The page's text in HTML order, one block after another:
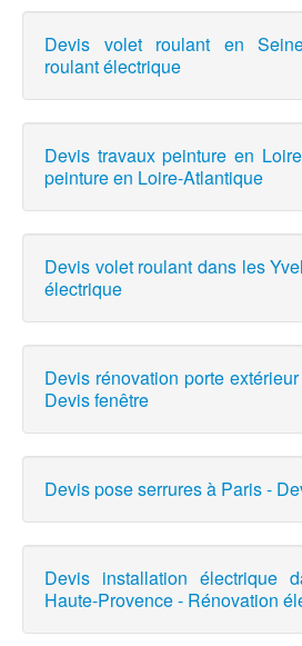
Devis volet roulant en
roulant électrique
Devis travaux peinture en
peinture en Loire-Atlantique
Devis volet roulant dans les
électrique
Devis rénovation porte
Devis fenêtre
Devis pose serrures à Paris -
Devis installation électrique
Haute-Provence - Rénovation